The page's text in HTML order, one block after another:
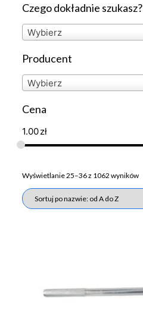
Czego dokładnie szukasz?
Wybierz
Producent
Wybierz
Cena
1.00zł
Wyświetlanie 25–36 z 1062 wyników